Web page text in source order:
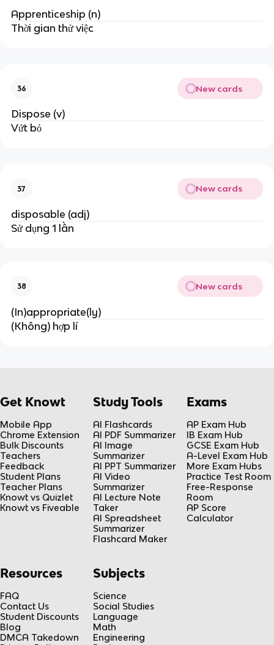
Apprenticeship (n)
Thời gian thử việc
36 New cards
Dispose (v)
Vứt bỏ
37 New cards
disposable (adj)
Sử dụng 1 lần
38 New cards
(In)appropriate(ly)
(Không) hợp lí
Get Knowt
Mobile App
Chrome Extension
Bulk Discounts
Teachers
Feedback
Student Plans
Teacher Plans
Knowt vs Quizlet
Knowt vs Fiveable
Study Tools
AI Flashcards
AI PDF Summarizer
AI Image
Summarizer
AI PPT Summarizer
AI Video
Summarizer
AI Lecture Note
Taker
AI Spreadsheet
Summarizer
Flashcard Maker
Exams
AP Exam Hub
IB Exam Hub
GCSE Exam Hub
A-Level Exam Hub
More Exam Hubs
Practice Test Room
Free-Response
Room
AP Score
Calculator
Resources
FAQ
Contact Us
Student Discounts
Blog
DMCA Takedown
Subjects
Science
Social Studies
Language
Math
Engineering